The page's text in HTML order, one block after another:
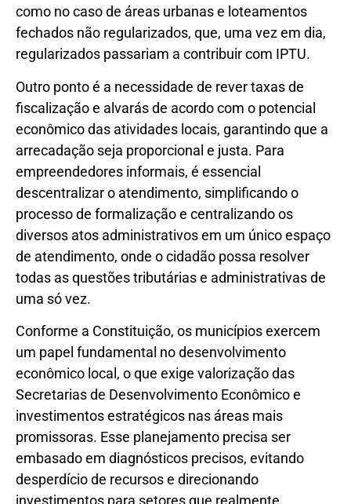
como no caso de áreas urbanas e loteamentos
fechados não regularizados, que, uma vez em dia,
regularizados passariam a contribuir com IPTU.
Outro ponto é a necessidade de rever taxas de
fiscalização e alvarás de acordo com o potencial
econômico das atividades locais, garantindo que a
arrecadação seja proporcional e justa. Para
empreendedores informais, é essencial
descentralizar o atendimento, simplificando o
processo de formalização e centralizando os
diversos atos administrativos em um único espaço
de atendimento, onde o cidadão possa resolver
todas as questões tributárias e administrativas de
uma só vez.
Conforme a Constituição, os municípios exercem
um papel fundamental no desenvolvimento
econômico local, o que exige valorização das
Secretarias de Desenvolvimento Econômico e
investimentos estratégicos nas áreas mais
promissoras. Esse planejamento precisa ser
embasado em diagnósticos precisos, evitando
desperdício de recursos e direcionando
investimentos para setores que realmente